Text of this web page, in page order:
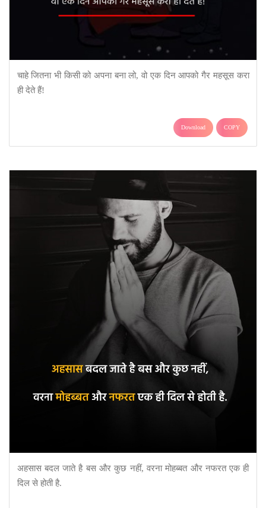
चाहे जितना भी किसी को अपना बना लो, वो एक दिन आपको गैर महसूस करा
ही देते हैं!
Download COPY
अहसास बदल जाते है बस और कुछ नहीं, वरना मोहब्बत और नफरत एक ही
दिल से होती है.